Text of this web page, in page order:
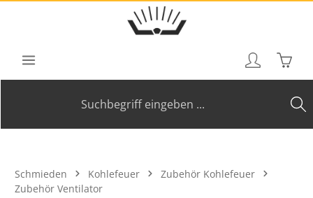
Zum Hauptinhalt springen
Schmieden Kohlefeuer
Zubehör Kohlefeuer
Zubehör Ventilator